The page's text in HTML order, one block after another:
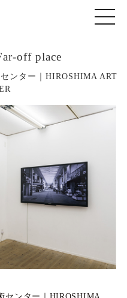
off place
ンター｜HIROSHIMA ART